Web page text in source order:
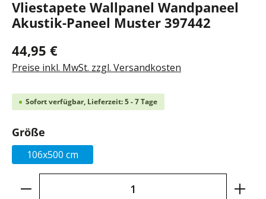
Vliestapete Wallpanel Wandpaneel
Akustik-Paneel Muster 397442
44,95 €
Preise inkl. MwSt. zzgl. Versandkosten
Sofort verfügbar, Lieferzeit: 5 - 7 Tage
Größe
106x500 cm
Produkt Anzahl: Gib den gewünschten